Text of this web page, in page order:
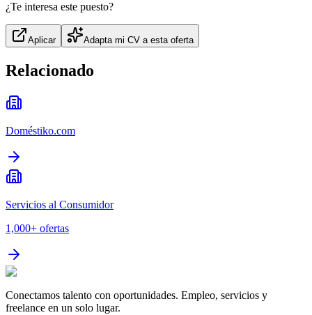
¿Te interesa este puesto?
Aplicar Adapta mi CV a esta oferta
Relacionado
Doméstiko.com
Servicios al Consumidor
1,000+ ofertas
Conectamos talento con oportunidades. Empleo, servicios y
freelance en un solo lugar.